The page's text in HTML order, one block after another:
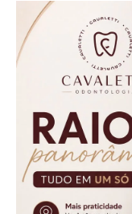
Cafelândia